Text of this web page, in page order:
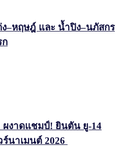
–หฤษฎ์ และ น้ำปิง–นภัสกร
ก
งาดแชมป์! ยินตัน ยู-14
นาเมนต์ 2026